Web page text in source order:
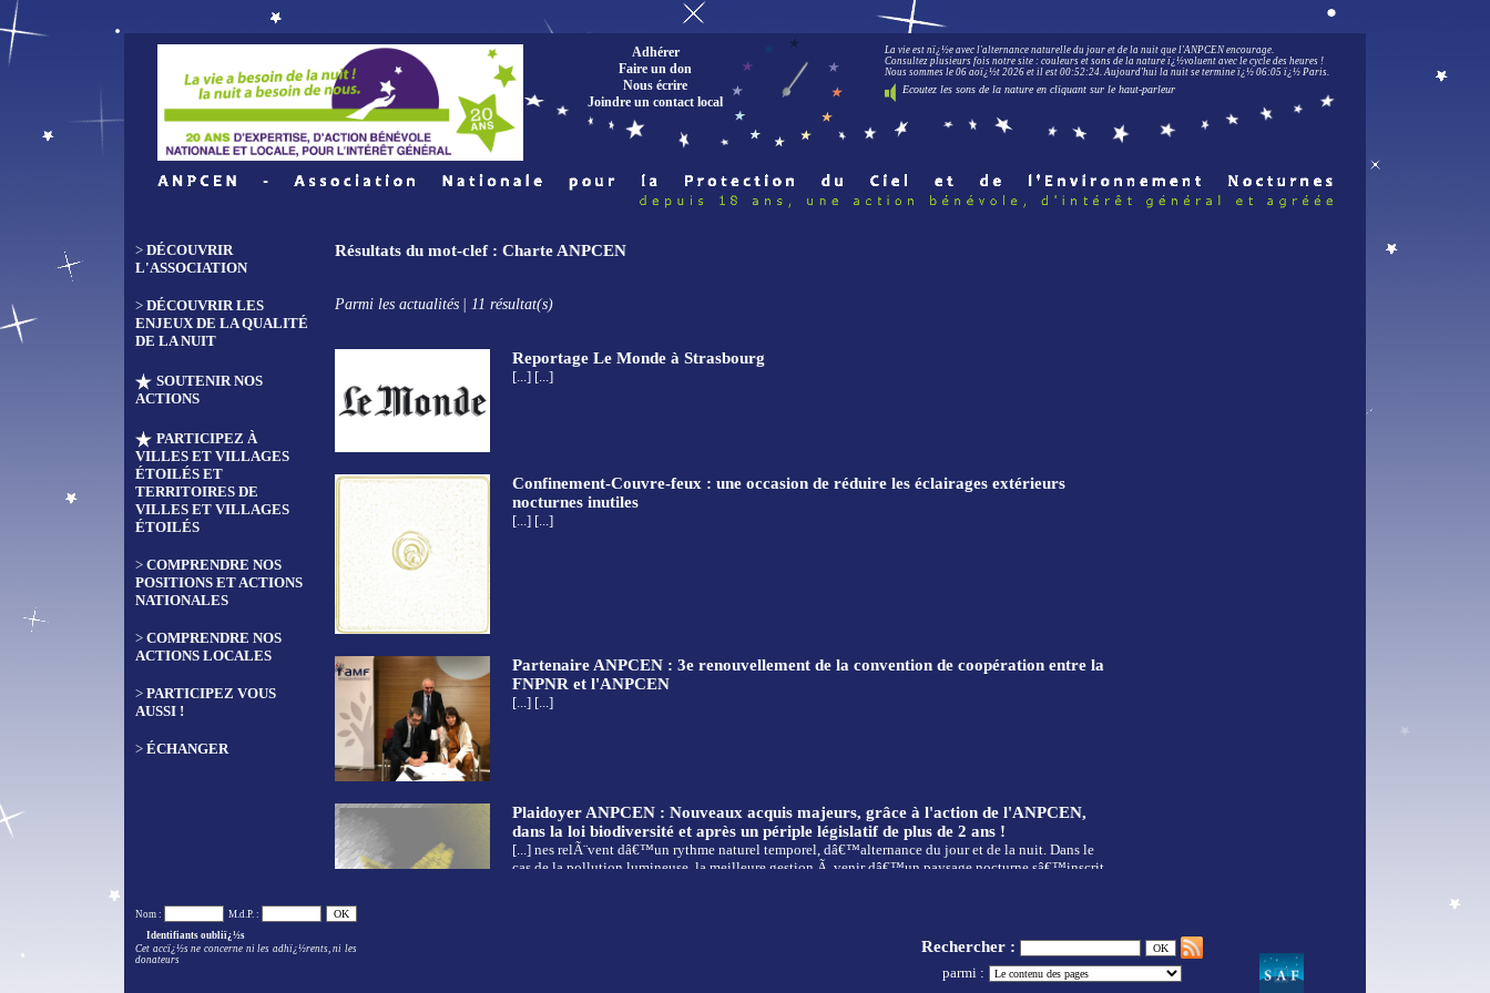
Adhérer
Faire un don
Nous écrire
Joindre un contact local
La vie est nï¿½e avec l'alternance naturelle du jour et de la nuit que l'ANPCEN encourage.
Consultez plusieurs fois notre site : couleurs et sons de la nature ï¿½voluent avec le cycle des heures !
Nous sommes le 06 aoï¿½t 2026 et il est 00:52:25.Aujourd'hui la nuit se termine ï¿½ 06:05 ï¿½ Paris.
Ecoutez les sons de la nature en cliquant sur le haut-parleur
> DÉCOUVRIR
L'ASSOCIATION
> DÉCOUVRIR LES
ENJEUX DE LA QUALITÉ
DE LA NUIT
SOUTENIR NOS
ACTIONS
PARTICIPEZ À
VILLES ET VILLAGES
ÉTOILÉS ET
TERRITOIRES DE
VILLES ET VILLAGES
ÉTOILÉS
> COMPRENDRE NOS
POSITIONS ET ACTIONS
NATIONALES
> COMPRENDRE NOS
ACTIONS LOCALES
> PARTICIPEZ VOUS
AUSSI !
> ÉCHANGER
Résultats du mot-clef : Charte ANPCEN
Parmi les actualités | 11 résultat(s)
Reportage Le Monde à Strasbourg
[...] [...]
Confinement-Couvre-feux : une occasion de réduire les éclairages extérieurs
nocturnes inutiles
[...] [...]
Partenaire ANPCEN : 3e renouvellement de la convention de coopération entre la
FNPNR et l'ANPCEN
[...] [...]
Plaidoyer ANPCEN : Nouveaux acquis majeurs, grâce à l'action de l'ANPCEN,
dans la loi biodiversité et après un périple législatif de plus de 2 ans !
[...] nes relÃ¨vent dâ€™un rythme naturel temporel, dâ€™alternance du jour et de la nuit. Dans le
cas de la pollution lumineuse, la meilleure gestion Ã venir dâ€™un paysage nocturne sâ€™inscrit
Nom :
M.d.P. :
Identifiants oubliï¿½s
Cet accï¿½s ne concerne ni les adhï¿½rents, ni les
donateurs
Rechercher :
parmi :